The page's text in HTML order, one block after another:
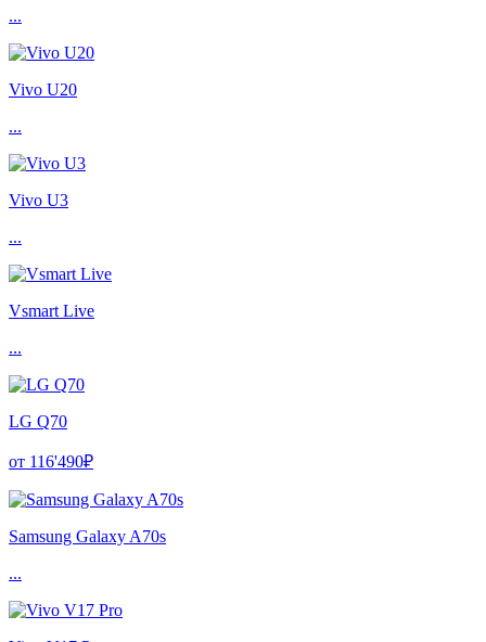
...
Vivo U20
...
Vivo U3
...
Vsmart Live
...
LG Q70
от 116'490₽
Samsung Galaxy A70s
...